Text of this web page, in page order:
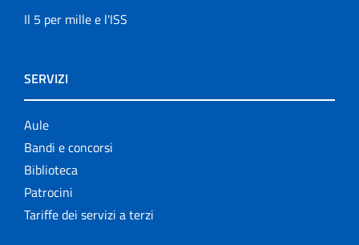
Il 5 per mille e l'ISS
SERVIZI
Aule
Bandi e concorsi
Biblioteca
Patrocini
Tariffe dei servizi a terzi